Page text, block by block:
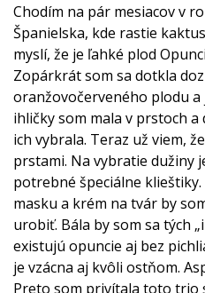
Chodím na pár mesiacov v
Španielska, kde rastie
myslí, že je ľahké plod
Zopárkrát som sa dotkla
oranžovočerveného plodu a
ihličky som mala v prstoch
ich vybrala. Teraz už viem,
prstami. Na vybratie dužiny
potrebné špeciálne
masku a krém na tvár by
urobiť. Bála by som sa tých
existujú opuncie aj bez
je vzácna aj kvôli ostňom.
Preto som privítala toto trio